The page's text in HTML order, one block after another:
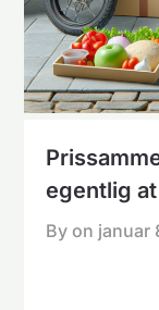
egentlig
By on januar